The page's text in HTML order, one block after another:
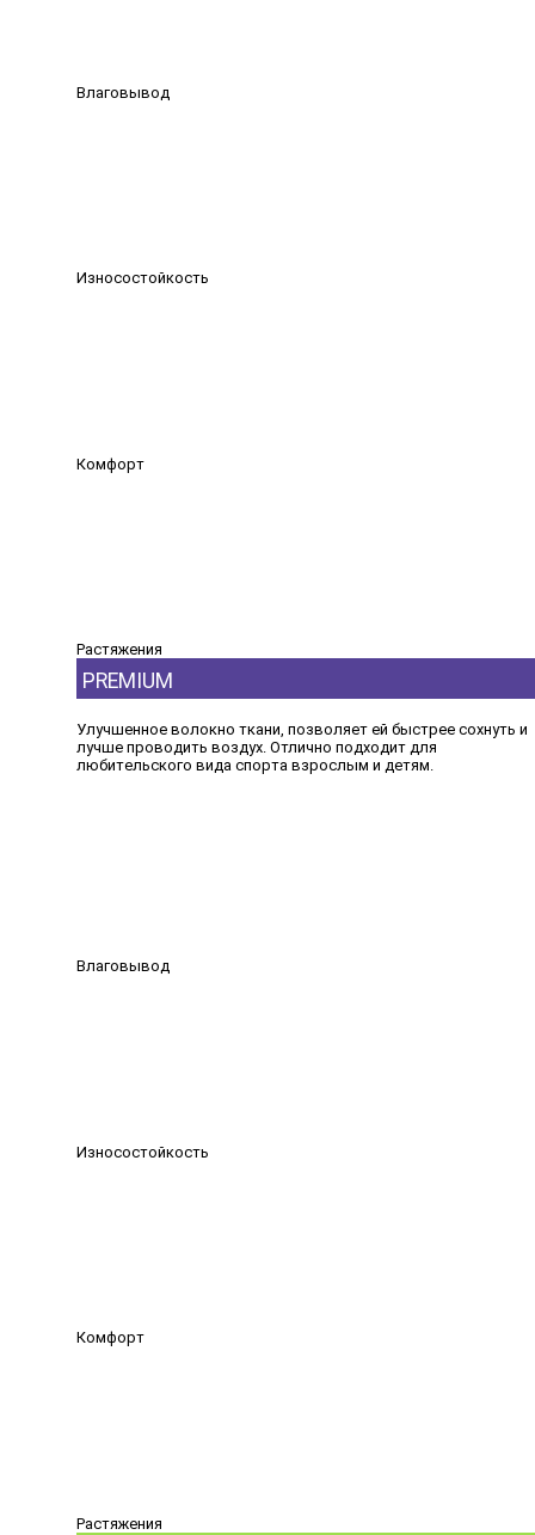
Влаговывод
Износостойкость
Комфорт
Растяжения
PREMIUM
Улучшенное волокно ткани, позволяет ей быстрее сохнуть и
лучше проводить воздух. Отлично подходит для
любительского вида спорта взрослым и детям.
Влаговывод
Износостойкость
Комфорт
Растяжения